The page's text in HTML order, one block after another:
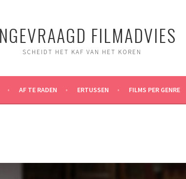
FILMADVIES
SCHEIDT HET KAF VAN HET KOREN
AF TE RADEN ERTUSSEN FILMS PER GENRE